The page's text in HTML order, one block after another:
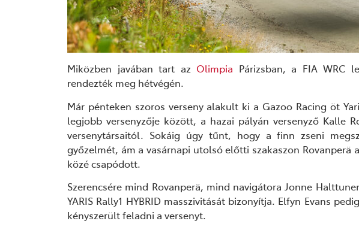
Miközben javában tart az Olimpia Párizsban, a FIA WRC
rendezték meg hétvégén.
Már pénteken szoros verseny alakult ki a Gazoo Racing öt
legjobb versenyzője között, a hazai pályán versenyző Kalle
versenytársaitól. Sokáig úgy tűnt, hogy a finn zseni
győzelmét, ám avasárnapi utolsó előtti szakaszon Rovanperä
közé csapódott.
Szerencsére mind Rovanperä, mind navigátora Jonne
YARIS Rally1 HYBRID masszivitását bizonyítja. Elfyn Evans
kényszerült feladni a versenyt.